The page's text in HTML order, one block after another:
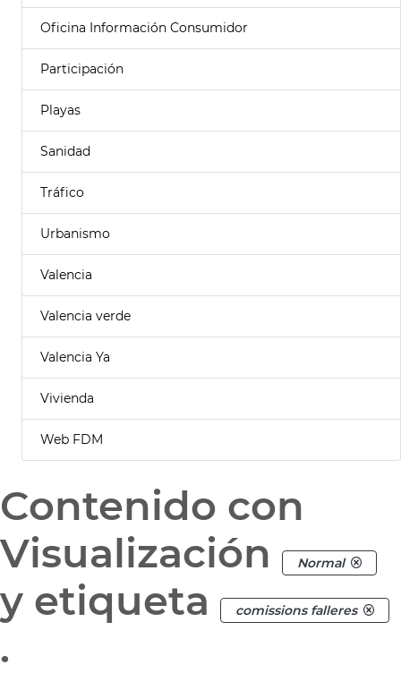
Oficina Información Consumidor
Participación
Playas
Sanidad
Tráfico
Urbanismo
Valencia
Valencia verde
Valencia Ya
Vivienda
Web FDM
Contenido con
Visualización
Normal
y etiqueta comissions falleres
.